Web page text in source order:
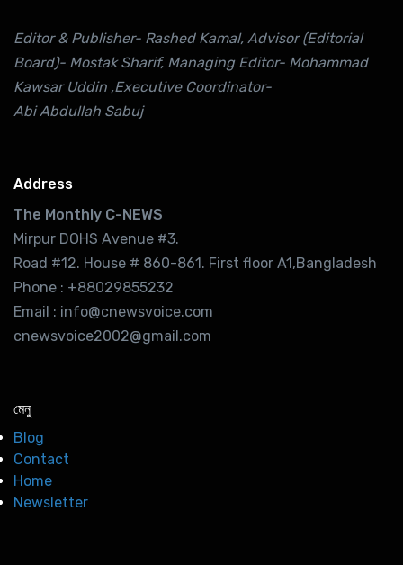
Editor & Publisher- Rashed Kamal, Advisor (Editorial
Board)- Mostak Sharif, Managing Editor- Mohammad
Kawsar Uddin ,Executive Coordinator-
Abi Abdullah Sabuj
Address
The Monthly C-NEWS
Mirpur DOHS Avenue #3.
Road #12. House # 860-861. First floor A1,Bangladesh
Phone : +88029855232
Email : info@cnewsvoice.com
cnewsvoice2002@gmail.com
মেনু
Blog
Contact
Home
Newsletter